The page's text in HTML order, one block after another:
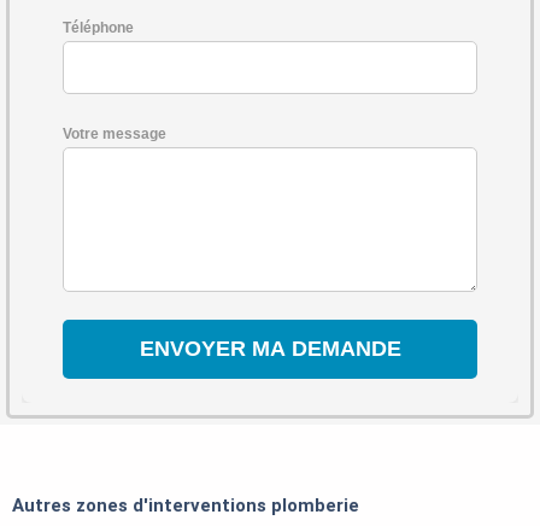
Téléphone
Votre message
Autres zones d'interventions plomberie